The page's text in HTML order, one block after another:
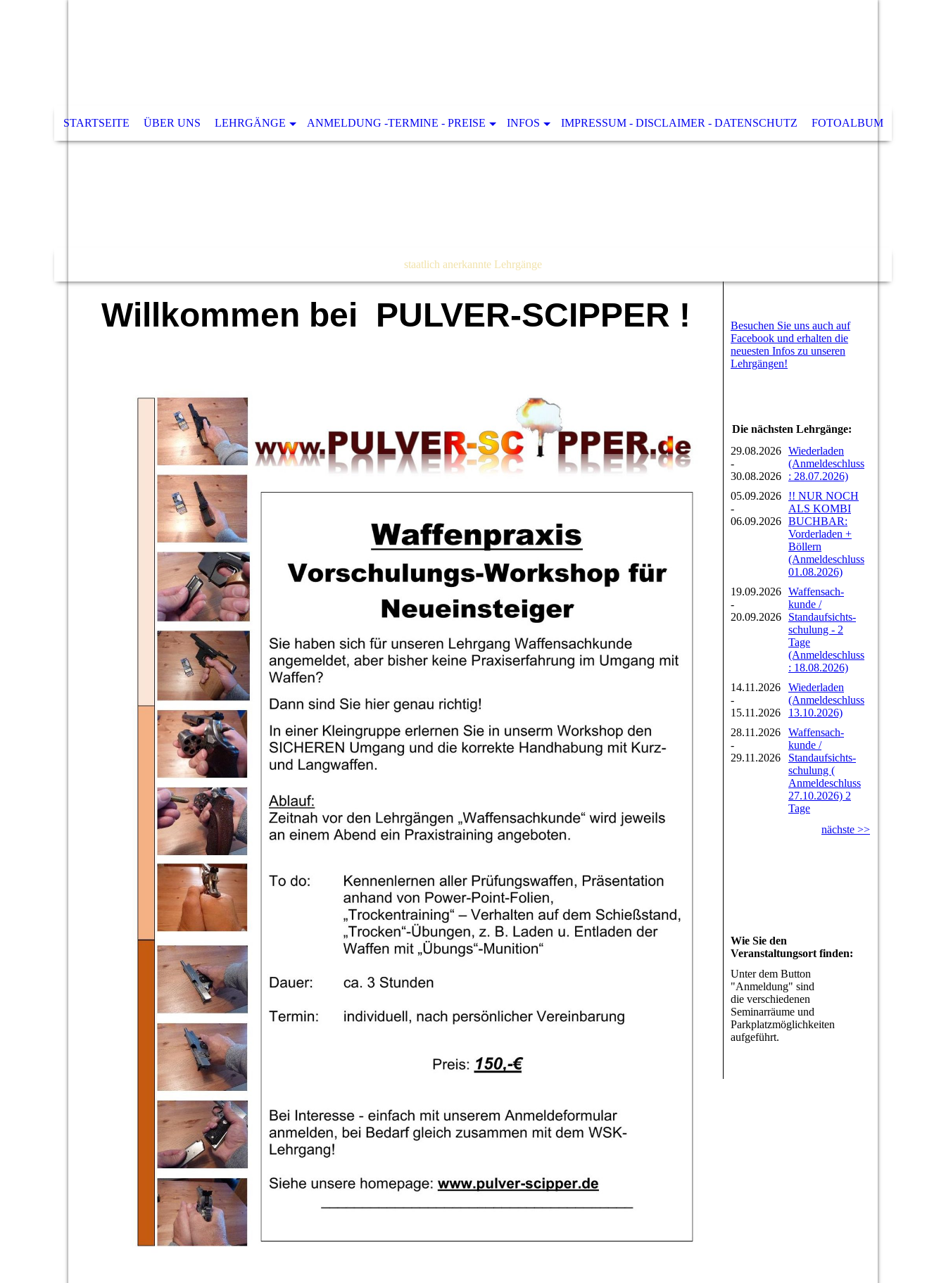
STARTSEITE ÜBER UNS LEHRGÄNGE ANMELDUNG -TERMINE - PREISE INFOS IMPRESSUM - DISCLAIMER - DATENSCHUTZ FOTOALBUM
staatlich anerkannte Lehrgänge
Willkommen bei PULVER-SCIPPER !
Besuchen Sie uns auch auf
Facebook und erhalten die
neuesten Infos zu unseren
Lehrgängen!
Die nächsten Lehrgänge:
29.08.2026
-
30.08.2026
Wiederladen
(Anmeldeschluss
: 28.07.2026)
05.09.2026
-
06.09.2026
!! NUR NOCH
ALS KOMBI
BUCHBAR:
Vorderladen +
Böllern
(Anmeldeschluss
01.08.2026)
19.09.2026
-
20.09.2026
Waffensach-
kunde /
Standaufsichts-
schulung - 2
Tage
(Anmeldeschluss
: 18.08.2026)
14.11.2026
-
15.11.2026
Wiederladen
(Anmeldeschluss
13.10.2026)
28.11.2026
-
29.11.2026
Waffensach-
kunde /
Standaufsichts-
schulung (
Anmeldeschluss
27.10.2026) 2
Tage
nächste >>
Wie Sie den
Veranstaltungsort finden:
Unter dem Button
"Anmeldung" sind
die verschiedenen
Seminarräume und
Parkplatzmöglichkeiten
aufgeführt.